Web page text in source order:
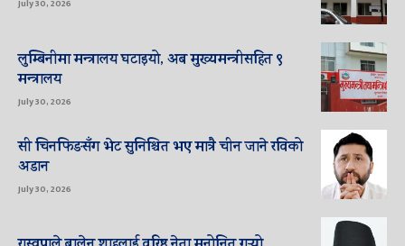
July 30, 2026
लुम्बिनीमा मन्त्रालय घटाइयो, अब मुख्यमन्त्रीसहित ९
मन्त्रालय
July 30, 2026
सी चिनफिङसँग भेट सुनिश्चित भए मात्रै चीन जाने रविको
अडान
July 30, 2026